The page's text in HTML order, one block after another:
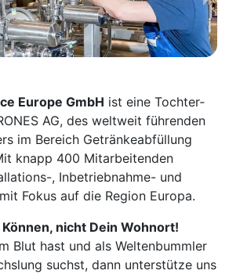
Europe GmbH ist eine Tochter­
AG, des weltweit führenden
im Bereich Getränke­abfüllung
knapp 400 Mitarbei­tenden
, Inbetrieb­nahme- und
Fokus auf die Region Europa.
nicht Dein Wohnort!
Blut hast und als Weltenbummler
suchst, dann unterstütze uns